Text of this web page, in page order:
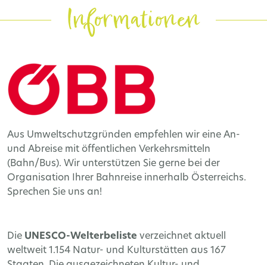
Informationen
Aus Umweltschutzgründen empfehlen wir eine An-
und Abreise mit öffentlichen Verkehrsmitteln
(Bahn/Bus). Wir unterstützen Sie gerne bei der
Organisation Ihrer Bahnreise innerhalb Österreichs.
Sprechen Sie uns an!
Die UNESCO-Welterbeliste verzeichnet aktuell
weltweit 1.154 Natur- und Kulturstätten aus 167